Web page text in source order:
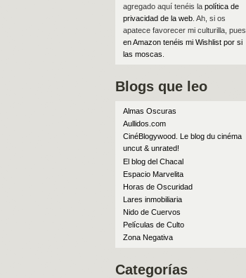
agregado aquí tenéis la política de
privacidad de la web. Ah, si os
apatece favorecer mi culturilla, pues
en Amazon tenéis mi Wishlist por si
las moscas
Blogs que leo
Almas Oscuras
Aullidos.com
CinéBlogywood. Le blog du cinéma
uncut & unrated!
El blog del Chacal
Espacio Marvelita
Horas de Oscuridad
Lares inmobiliaria
Nido de Cuervos
Películas de Culto
Zona Negativa
Categorías